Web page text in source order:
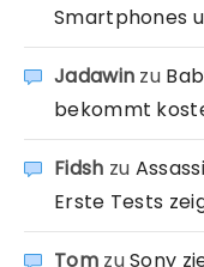
Smartphones
Jadawin zu
bekommt
Fidsh zu
Erste Tests
TomzuSony